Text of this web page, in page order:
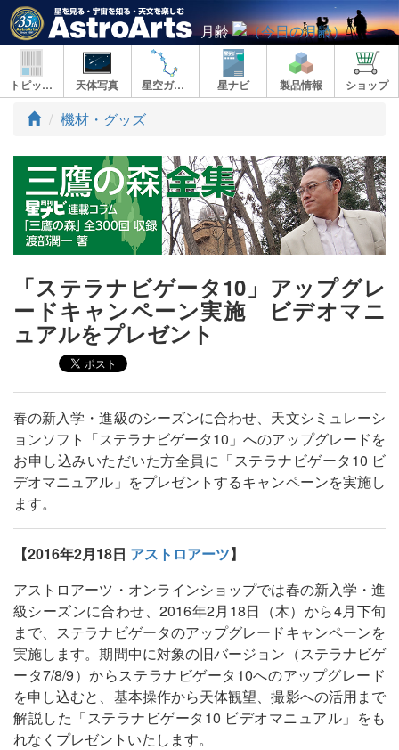
月齢
トピックス 天体写真 星空ガイド 星ナビ 製品情報 ショップ
ト
プ
機材・グッズ
「ステラナビゲータ10」アップグレ
ードキャンペーン実施 ビデオマニ
ュアルをプレゼント
春の新入学・進級のシーズンに合わせ、天文シミュレーシ
ョンソフト「ステラナビゲータ10」へのアップグレードを
お申し込みいただいた方全員に「ステラナビゲータ10 ビ
デオマニュアル」をプレゼントするキャンペーンを実施し
ます。
【2016年2月18日 アストロアーツ】
アストロアーツ・オンラインショップでは春の新入学・進
級シーズンに合わせ、2016年2月18日（木）から4月下旬
まで、ステラナビゲータのアップグレードキャンペーンを
実施します。期間中に対象の旧バージョン（ステラナビゲ
ータ7/8/9）からステラナビゲータ10へのアップグレード
を申し込むと、基本操作から天体観望、撮影への活用まで
解説した「ステラナビゲータ10 ビデオマニュアル」をも
れなくプレゼントいたします。